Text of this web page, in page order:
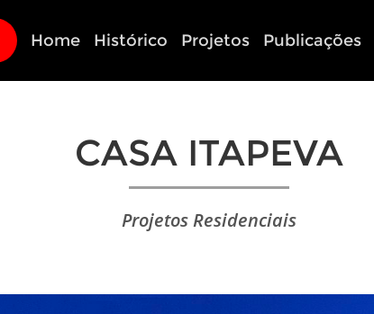
Home Histórico Projetos Publicações
CASA ITAPEVA
Projetos Residenciais